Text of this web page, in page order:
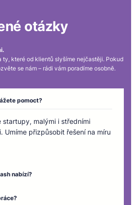
otázky
ty, které od klientů slyšíme nejčastěji. Pokud
se nám – rádi vám poradíme osobně.
pomoct?
startupy, malými i středními
Umíme přizpůsobit řešení na míru
nabízí?